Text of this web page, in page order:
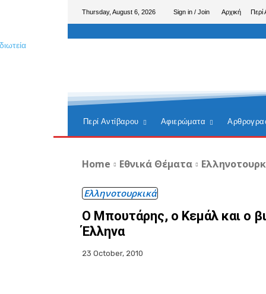
Thursday, August 6, 2026 Sign in / Join Αρχική Περί
Περί Αντίβαρου Αφιερώματα
Home Εθνικά Θέματα
Ελληνοτουρκικά
Ο Μπουτάρης, ο Κεμάλ και ο
Έλληνα
23 October, 2010